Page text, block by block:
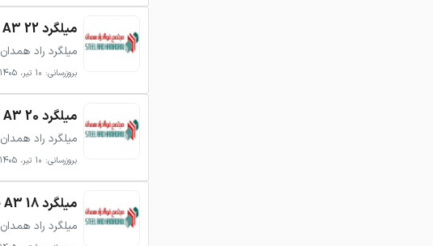
میلگرد 22 A3 طول 12 راد همدان
میلگرد راد همدان
بروزرسانی: 10 تیر، 1405
میلگرد 20 A3 طول 12 راد همدان
میلگرد راد همدان
بروزرسانی: 10 تیر، 1405
میلگرد 18 A3 طول 12 راد همدان
میلگرد راد همدان